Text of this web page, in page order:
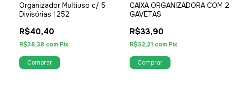
Organizador Multiuso c/ 5
Divisórias 1252
R$40,40
R$38,38 com Pix
CAIXA ORGANIZADORA COM 2
GAVETAS
R$33,90
R$32,21 com Pix